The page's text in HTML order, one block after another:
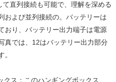
直列接続も可能で、理解を深める
および並列接続の。バッテリーは
おり、バッテリー出力端子は電源
真では、12はバッテリー出力部分
ス：このハンギングボックス